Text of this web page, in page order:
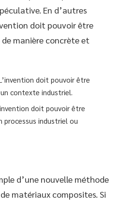
En d’autres
doit pouvoir être
manière concrète et
doit pouvoir être
contexte industriel.
doit pouvoir être
processus industriel ou
d’une nouvelle méthode
matériaux composites. Si